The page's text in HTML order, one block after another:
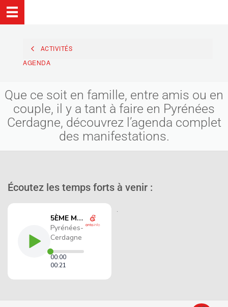
ACTIVITÉS
AGENDA
Que ce soit en famille, entre amis ou en
couple, il y a tant à faire en Pyrénées
Cerdagne, découvrez l’agenda complet
des manifestations.
Écoutez les temps forts à venir :